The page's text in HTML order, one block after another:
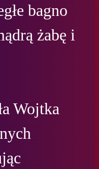
bagno
żabę i
Wojtka